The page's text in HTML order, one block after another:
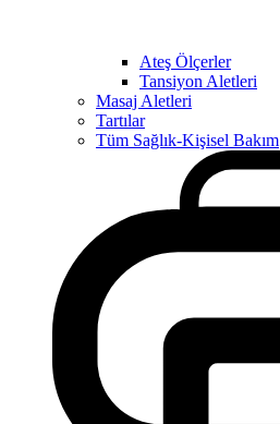
Ateş Ölçerler
Tansiyon Aletleri
Masaj Aletleri
Tartılar
Tüm Sağlık-Kişisel Bakım